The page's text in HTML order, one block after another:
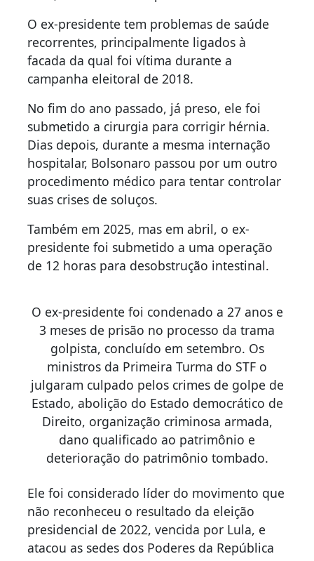
O ex-presidente tem problemas de saúde
recorrentes, principalmente ligados à
facada da qual foi vítima durante a
campanha eleitoral de 2018.
No fim do ano passado, já preso, ele foi
submetido a cirurgia para corrigir hérnia.
Dias depois, durante a mesma internação
hospitalar, Bolsonaro passou por um outro
procedimento médico para tentar controlar
suas crises de soluços.
Também em 2025, mas em abril, o ex-
presidente foi submetido a uma operação
de 12 horas para desobstrução intestinal.
O ex-presidente foi condenado a 27 anos e
3 meses de prisão no processo da trama
golpista, concluído em setembro. Os
ministros da Primeira Turma do STF o
julgaram culpado pelos crimes de golpe de
Estado, abolição do Estado democrático de
Direito, organização criminosa armada,
dano qualificado ao patrimônio e
deterioração do patrimônio tombado.
Ele foi considerado líder do movimento que
não reconheceu o resultado da eleição
presidencial de 2022, vencida por Lula, e
atacou as sedes dos Poderes da República